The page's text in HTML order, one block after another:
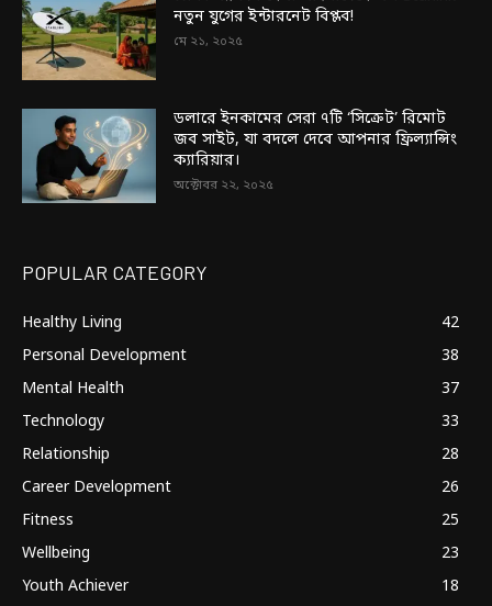
নতুন যুগের ইন্টারনেট বিপ্লব!
মে ২১, ২০২৫
ডলারে ইনকামের সেরা ৭টি ‘সিক্রেট’ রিমোট
জব সাইট, যা বদলে দেবে আপনার ফ্রিল্যান্সিং
ক্যারিয়ার।
অক্টোবর ২২, ২০২৫
POPULAR CATEGORY
Healthy Living
42
Personal Development
38
Mental Health
37
Technology
33
Relationship
28
Career Development
26
Fitness
25
Wellbeing
23
Youth Achiever
18